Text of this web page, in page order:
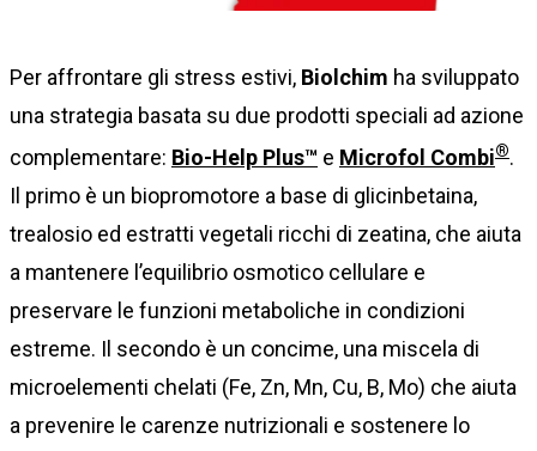
Per affrontare gli stress estivi, Biolchim ha sviluppato
una strategia basata su due prodotti speciali ad azione
complementare: Bio-Help Plus™ e Microfol Combi®.
Il primo è un biopromotore a base di glicinbetaina,
trealosio ed estratti vegetali ricchi di zeatina, che aiuta
a mantenere l’equilibrio osmotico cellulare e
preservare le funzioni metaboliche in condizioni
estreme. Il secondo è un concime, una miscela di
microelementi chelati (Fe, Zn, Mn, Cu, B, Mo) che aiuta
a prevenire le carenze nutrizionali e sostenere lo